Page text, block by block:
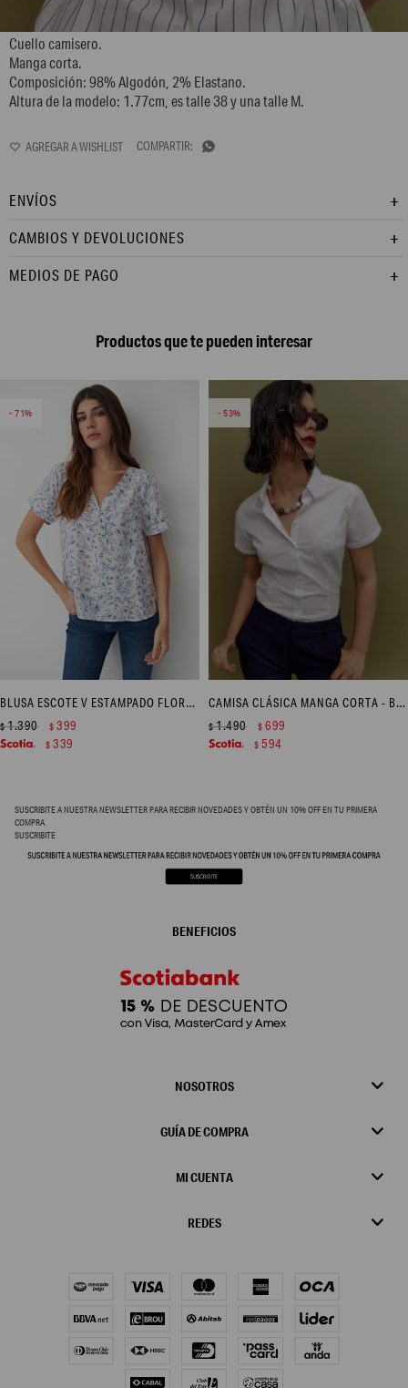
L146GBH5
Cuello camisero.
Manga corta.
Composición: 98% Algodón, 2% Elastano.
Altura de la modelo: 1.77cm, es talle 38 y una talle M.

ENVÍOS
CAMBIOS Y DEVOLUCIONES
MEDIOS DE PAGO
Productos que te pueden interesar
71
BLUSA ESCOTE V ESTAMPADO FLORAL - CELESTE
$1.390 $ 399
$ 339
53
CAMISA CLÁSICA MANGA CORTA - BLANCO
$1.490 $ 699
$ 594
SUSCRIBITE A NUESTRA NEWSLETTER PARA RECIBIR NOVEDADES Y OBTÉN UN 10% OFF EN TU PRIMERA
COMPRA
SUSCRIBITE
NOSOTROS
GUÍA DE COMPRA
MI CUENTA
REDES
BENEFICIOS